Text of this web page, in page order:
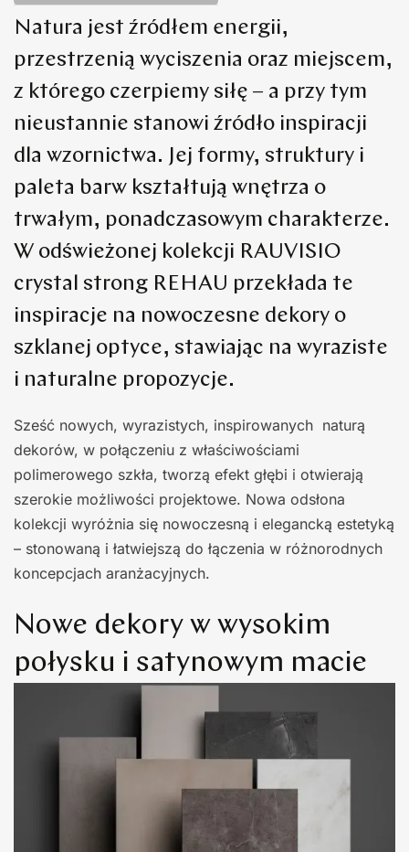
Natura jest źródłem energii,
przestrzenią wyciszenia oraz miejscem,
z którego czerpiemy siłę – a przy tym
nieustannie stanowi źródło inspiracji
dla wzornictwa. Jej formy, struktury i
paleta barw kształtują wnętrza o
trwałym, ponadczasowym charakterze.
W odświeżonej kolekcji RAUVISIO
crystal strong REHAU przekłada te
inspiracje na nowoczesne dekory o
szklanej optyce, stawiając na wyraziste
i naturalne propozycje.
Sześć nowych, wyrazistych, inspirowanych naturą
dekorów, w połączeniu z właściwościami
polimerowego szkła, tworzą efekt głębi i otwierają
szerokie możliwości projektowe. Nowa odsłona
kolekcji wyróżnia się nowoczesną i elegancką estetyką
– stonowaną i łatwiejszą do łączenia w różnorodnych
koncepcjach aranżacyjnych.
Nowe dekory w wysokim
połysku i satynowym macie